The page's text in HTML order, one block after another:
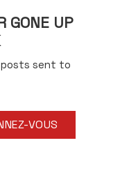
GONE UP
sent to
VOUS